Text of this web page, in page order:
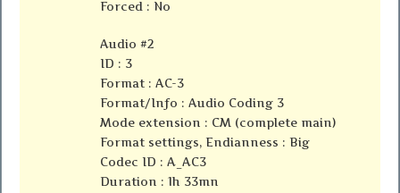
Forced : No
Audio #2
ID : 3
Format : AC-3
Format/Info : Audio Coding 3
Mode extension : CM (complete main)
Format settings, Endianness : Big
Codec ID : A_AC3
Duration : 1h 33mn